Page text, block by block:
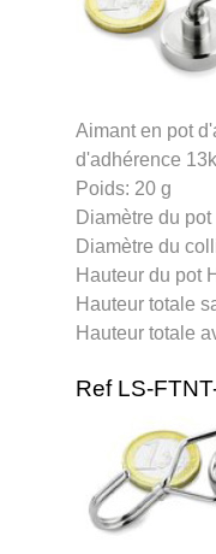
Aimant en pot
d'adhérence
Poids: 20 g
Diamètre du
Diamètre du
Hauteur du pot
Hauteur totale
Hauteur totale
Ref LS-